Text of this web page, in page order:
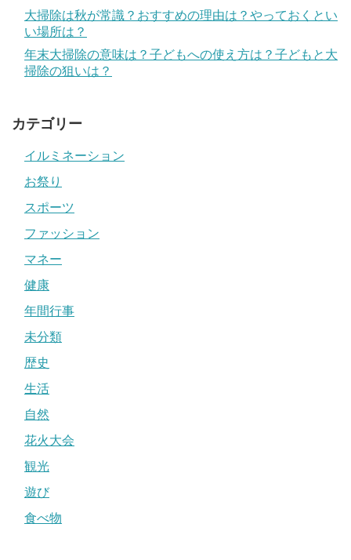
大掃除は秋が常識？おすすめの理由は？やっておくとい
い場所は？
年末大掃除の意味は？子どもへの使え方は？子どもと大
掃除の狙いは？
カテゴリー
イルミネーション
お祭り
スポーツ
ファッション
マネー
健康
年間行事
未分類
歴史
生活
自然
花火大会
観光
遊び
食べ物